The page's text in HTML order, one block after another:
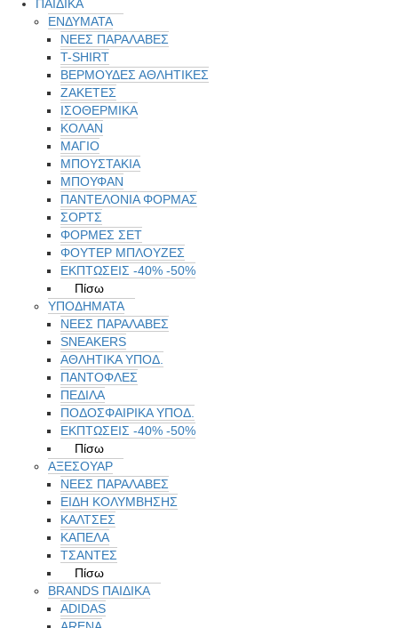
ΠΑΙΔΙΚΑ
ΕΝΔΥΜΑΤΑ
ΝΕΕΣ ΠΑΡΑΛΑΒΕΣ
T-SHIRT
ΒΕΡΜΟΥΔΕΣ ΑΘΛΗΤΙΚΕΣ
ΖΑΚΕΤΕΣ
ΙΣΟΘΕΡΜΙΚΑ
ΚΟΛΑΝ
ΜΑΓΙΟ
ΜΠΟΥΣΤΑΚΙΑ
ΜΠΟΥΦΑΝ
ΠΑΝΤΕΛΟΝΙΑ ΦΟΡΜΑΣ
ΣΟΡΤΣ
ΦΟΡΜΕΣ ΣΕΤ
ΦΟΥΤΕΡ ΜΠΛΟΥΖΕΣ
ΕΚΠΤΏΣΕΙΣ -40% -50%
Πίσω
ΥΠΟΔΗΜΑΤΑ
ΝΕΕΣ ΠΑΡΑΛΑΒΕΣ
SNEAKERS
ΑΘΛΗΤΙΚΑ ΥΠΟΔ.
ΠΑΝΤΟΦΛΕΣ
ΠΕΔΙΛΑ
ΠΟΔΟΣΦΑΙΡΙΚΑ ΥΠΟΔ.
ΕΚΠΤΏΣΕΙΣ -40% -50%
Πίσω
ΑΞΕΣΟΥΑΡ
ΝΕΕΣ ΠΑΡΑΛΑΒΕΣ
ΕΙΔΗ ΚΟΛΥΜΒΗΣΗΣ
ΚΑΛΤΣΕΣ
ΚΑΠΕΛΑ
ΤΣΑΝΤΕΣ
Πίσω
BRANDS ΠΑΙΔΙΚΆ
ADIDAS